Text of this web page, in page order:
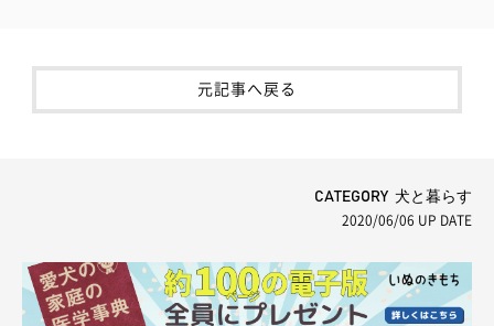
元記事へ戻る
CATEGORY 犬と暮らす
2020/06/06 UP DATE